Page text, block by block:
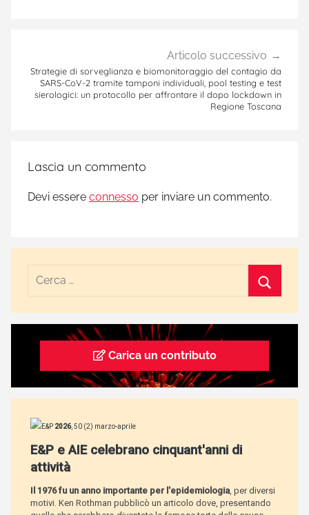
Articolo successivo
Strategie di sorveglianza e biomonitoraggio del contagio da
SARS-CoV-2 tramite tamponi individuali, pool testing e test
sierologici: un protocollo per affrontare il dopo lockdown in
Regione Toscana
Lascia un commento
Devi essere connesso per inviare un commento.
Carica un contributo